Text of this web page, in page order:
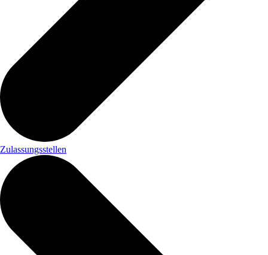
Zulassungsstellen